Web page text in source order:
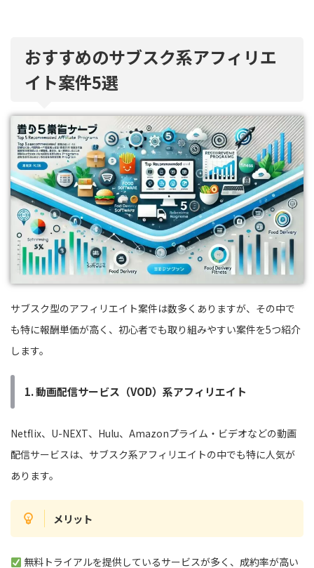
おすすめのサブスク系アフィリエ
イト案件5選
サブスク型のアフィリエイト案件は数多くありますが、その中で
も特に報酬単価が高く、初心者でも取り組みやすい案件を5つ紹介
します。
1. 動画配信サービス（VOD）系アフィリエイト
Netflix、U-NEXT、Hulu、Amazonプライム・ビデオなどの動画
配信サービスは、サブスク系アフィリエイトの中でも特に人気が
あります。
メリット
無料トライアルを提供しているサービスが多く、成約率が高い